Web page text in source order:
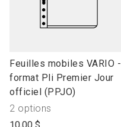
link
to
open
product
name
Feuilles mobiles VARIO -
format Pli Premier Jour
officiel (PPJO)
Produit
avec"
2 options